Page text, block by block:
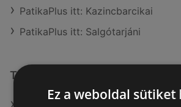
PatikaPlus itt: Kazincbarcikai
PatikaPlus itt: Salgótarjáni
További linkek
Ez a weboldal sütiket